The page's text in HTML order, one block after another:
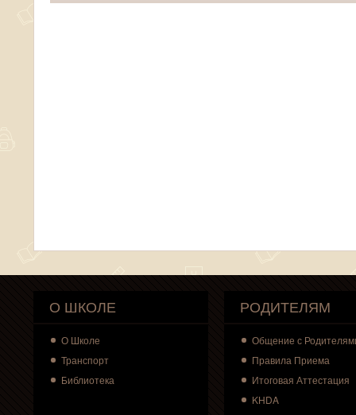
О ШКОЛЕ
О Школе
Транспорт
Библиотека
РОДИТЕЛЯМ
Общение с
Правила Приема
Итоговая Аттестация
KHDA